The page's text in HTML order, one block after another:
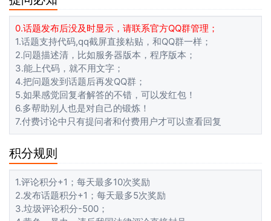
0.话题发布后没及时显示，请联系官方QQ群管理；
1.话题支持代码,qq截屏直接粘贴，和QQ群一样；
2.问题描述清，比如服务器版本，程序版本；
3.能上代码，就不用文字；
4.把问题发到话题后再发QQ群；
5.如果感觉回复者解答的不错，可以发红包！
6.多帮助别人也是对自己的锻炼！
7.付费讨论中只有提问者和付费用户才可以查看回复
积分规则
1.评论积分+1；每天最多10次奖励
2.发布话题积分+1；每天最多5次奖励
3.垃圾评论积分-500；